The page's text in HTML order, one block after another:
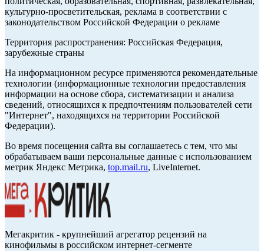
культурно-просветительская, реклама в соответствии с
законодательством Российской Федерации о рекламе
Территория распространения: Российская Федерация,
зарубежные страны
На информационном ресурсе применяются рекомендательные
технологии (информационные технологии предоставления
информации на основе сбора, систематизации и анализа
сведений, относящихся к предпочтениям пользователей сети
"Интернет", находящихся на территории Российской
Федерации).
Во время посещения сайта вы соглашаетесь с тем, что мы
обрабатываем ваши персональные данные с использованием
метрик Яндекс Метрика, top.mail.ru, LiveInternet.
Мегакритик - крупнейший агрегатор рецензий на
кинофильмы в российском интернет-сегменте